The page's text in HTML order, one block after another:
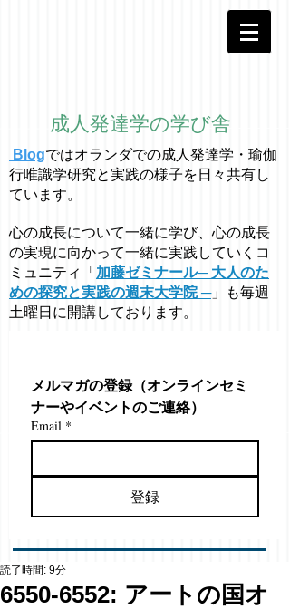
成人発達学の学び舎
Blogではオラ ンダでの成人発達学・ 瑜伽
行唯識学研究と実践の様子を日々共有し
ています。
心の成長について一緒に学び、心の成長
の実現に向かって一緒に実践していくコ
ミュニティ「 加藤ゼミナール─ 大人のた
めの探究と実践の週末大学院 ─」も毎週
土曜日に開講しております。
メルマガの登録（オンラインセミ
ナーやイベントのご連絡）
Email *
登録
6550-6552: アートの国オ
読了時間: 9分